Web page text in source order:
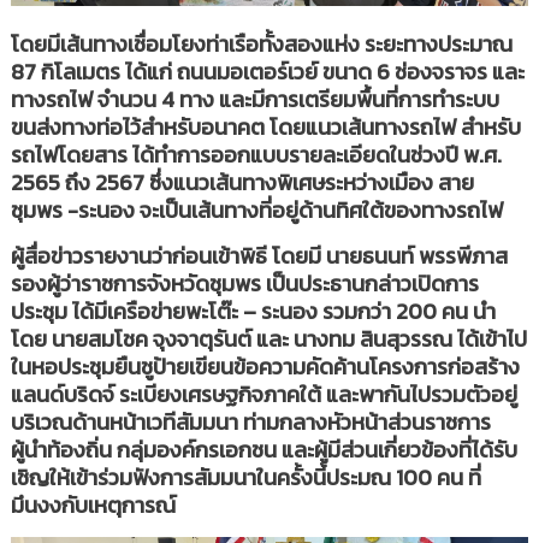
โดยมีเส้นทางเชื่อมโยงท่าเรือทั้งสองแห่ง ระยะทางประมาณ
87 กิโลเมตร ได้แก่ ถนนมอเตอร์เวย์ ขนาด 6 ช่องจราจร และ
ทางรถไฟ จำนวน 4 ทาง และมีการเตรียมพื้นที่การทำระบบ
ขนส่งทางท่อไว้สำหรับอนาคต โดยแนวเส้นทางรถไฟ สำหรับ
รถไฟโดยสาร ได้ทำการออกแบบรายละเอียดในช่วงปี พ.ศ.
2565 ถึง 2567 ซึ่งแนวเส้นทางพิเศษระหว่างเมือง สาย
ชุมพร -ระนอง จะเป็นเส้นทางที่อยู่ด้านทิศใต้ของทางรถไฟ
ผู้สื่อข่าวรายงานว่าก่อนเข้าพิธี โดยมี นายธนนท์ พรรพีภาส
รองผู้ว่าราชการจังหวัดชุมพร เป็นประธานกล่าวเปิดการ
ประชุม ได้มีเครือข่ายพะโต๊ะ – ระนอง รวมกว่า 200 คน นำ
โดย นายสมโชค จุงจาตุรันต์ และ นางทม สินสุวรรณ ได้เข้าไป
ในหอประชุมยืนชูป้ายเขียนข้อความคัดค้านโครงการก่อสร้าง
แลนด์บริดจ์ ระเบียงเศรษฐกิจภาคใต้ และพากันไปรวมตัวอยู่
บริเวณด้านหน้าเวทีสัมมนา ท่ามกลางหัวหน้าส่วนราชการ
ผู้นำท้องถิ่น กลุ่มองค์กรเอกชน และผู้มีส่วนเกี่ยวข้องที่ได้รับ
เชิญให้เข้าร่วมฟังการสัมมนาในครั้งนี้ประมณ 100 คน ที่
มึนงงกับเหตุการณ์